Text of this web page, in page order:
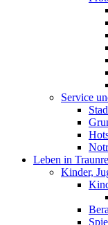
Service
Leben in
Kinder,